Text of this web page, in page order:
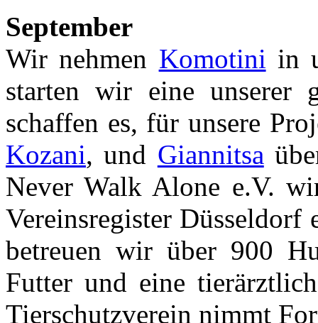
September
Wir nehmen Komotini in
starten wir eine unserer
schaffen es, für unsere
Kozani, und Giannitsa
Never Walk Alone e.V.
Vereinsregister Düsseldorf
betreuen wir über 900
Futter und eine
Tierschutzverein nimmt